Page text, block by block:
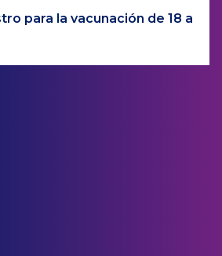
para la vacunación de 18 a